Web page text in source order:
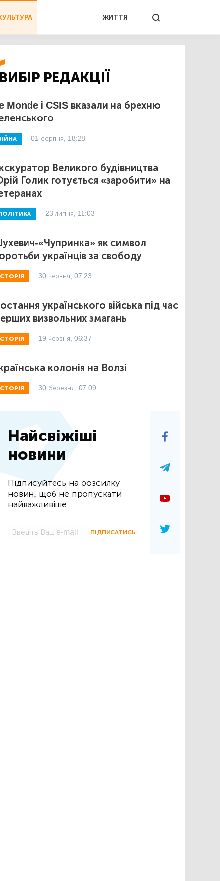
ЖИТТЯ
ВИБІР РЕДАКЦІЇ
Monde і CSIS вказали на брехню
01 серпня, 18:28
Великого будівництва
Голик готується «заробити» на
23 липня, 11:03
«Чупринка» як символ
українців за свободу
30 червня, 07:23
українського війська під час
визвольних змагань
19 червня, 06:37
колонія на Волзі
30 березня, 07:09
Найсвіжіші
новини
Підписуйтесь на розсилку
новин, щоб не пропускати
найважливіше
ПІДПИСАТИСЬ